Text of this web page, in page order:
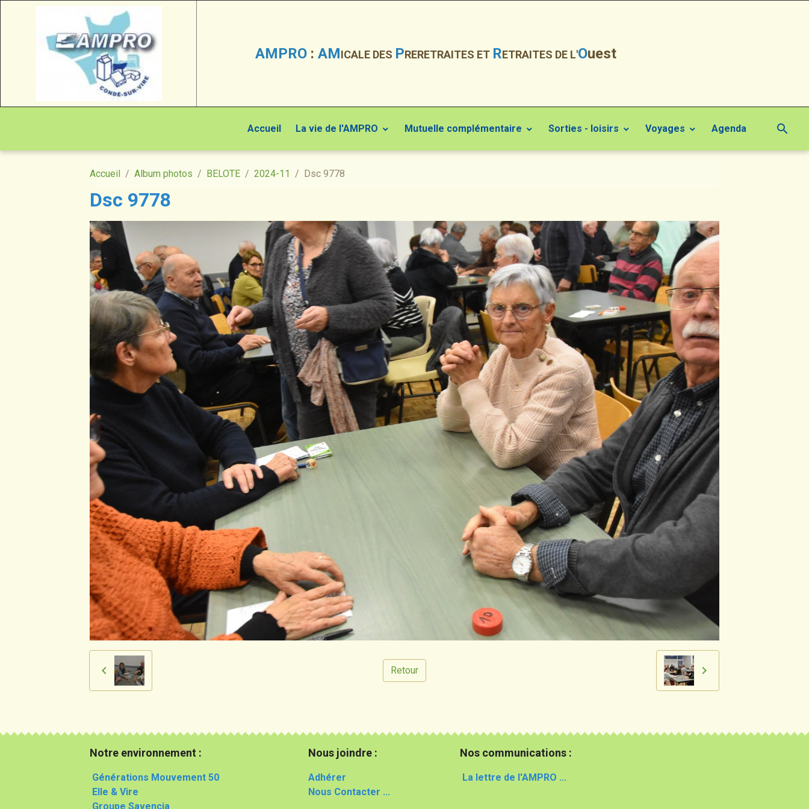
AMPRO : AMICALE DES PRERETRAITES ET RETRAITES DE L'Ouest
Accueil La vie de l'AMPRO Mutuelle complémentaire Sorties - loisirs Voyages Agenda
Accueil Album photos BELOTE 2024-11 Dsc 9778
Dsc 9778
Retour
Notre environnement :
Générations Mouvement 50
Elle & Vire
Groupe Savencia
Nous joindre :
Adhérer
Nous Contacter ...
Nos communications :
La lettre de l'AMPRO ...